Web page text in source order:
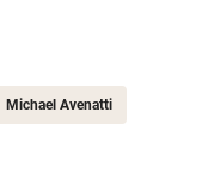
Michael Avenatti